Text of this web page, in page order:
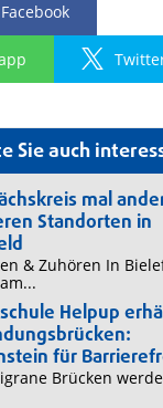
Sie auch
mal
Standorten in
& Zuhören In
Helpup
für
Brücken
Facebook